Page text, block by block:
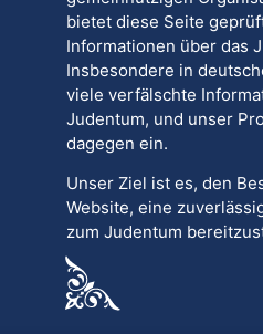
bietet diese Seite
Informationen über das
Insbesondere in
viele verfälschte
Judentum, und unser
dagegen ein.
Unser Ziel ist es, den
Website, eine
zum Judentum